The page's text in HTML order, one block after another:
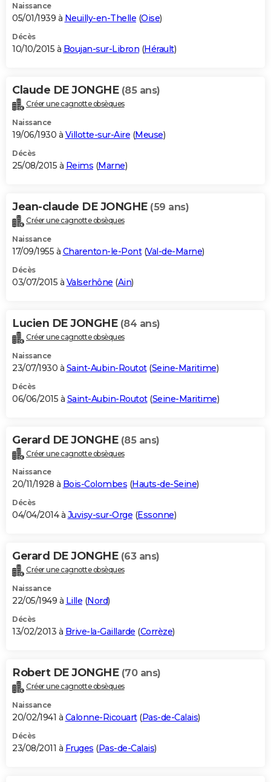
Naissance
05/01/1939 à Neuilly-en-Thelle (Oise)
Décès
10/10/2015 à Boujan-sur-Libron (Hérault)
Claude DE JONGHE (85 ans)
Créer une cagnotte obsèques
Naissance
19/06/1930 à Villotte-sur-Aire (Meuse)
Décès
25/08/2015 à Reims (Marne)
Jean-claude DE JONGHE (59 ans)
Créer une cagnotte obsèques
Naissance
17/09/1955 à Charenton-le-Pont(Val-de-Marne)
Décès
03/07/2015 à Valserhône (Ain)
Lucien DE JONGHE (84 ans)
Créer une cagnotte obsèques
Naissance
23/07/1930 à Saint-Aubin-Routot(Seine-Maritime)
Décès
06/06/2015 à Saint-Aubin-Routot(Seine-Maritime)
Gerard DE JONGHE (85 ans)
Créer une cagnotte obsèques
Naissance
20/11/1928 à Bois-Colombes (Hauts-de-Seine)
Décès
04/04/2014 à Juvisy-sur-Orge (Essonne)
Gerard DE JONGHE (63 ans)
Créer une cagnotte obsèques
Naissance
22/05/1949 à Lille (Nord)
Décès
13/02/2013 à Brive-la-Gaillarde (Corrèze)
Robert DE JONGHE (70 ans)
Créer une cagnotte obsèques
Naissance
20/02/1941 à Calonne-Ricouart(Pas-de-Calais)
Décès
23/08/2011 à Fruges (Pas-de-Calais)